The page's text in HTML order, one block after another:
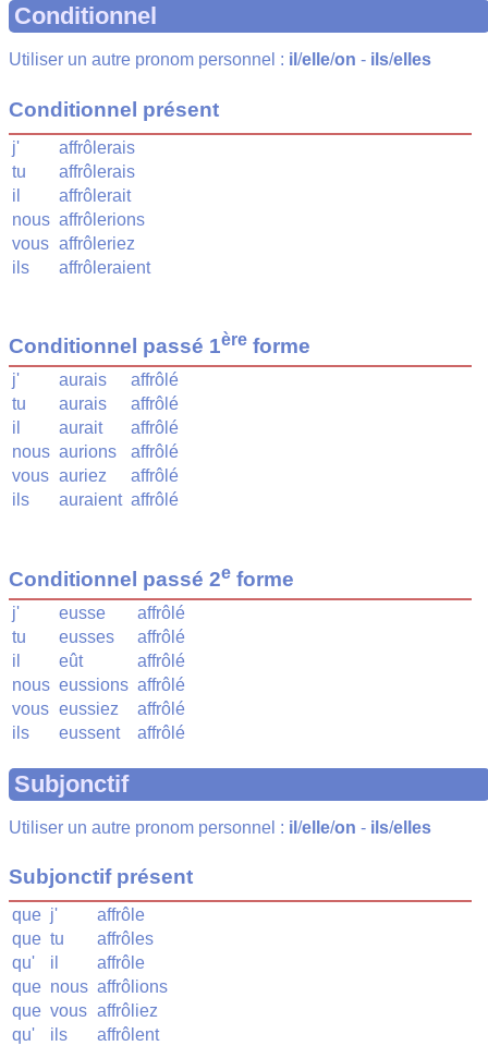
Conditionnel
Utiliser un autre pronom personnel : il /elle/on - ils/elles
Conditionnel présent
j'
affrôlerais
tu
affrôlerais
il
affrôlerait
nous affrôlerions
vous affrôleriez
ils
affrôleraient
Conditionnel passé 1ère forme
j' aurais
affrôlé
tu
aurais
affrôlé
il
aurait
affrôlé
nous aurions
affrôlé
vous auriez
affrôlé
ils
auraient affrôlé
Conditionnel passé 2e forme
j' eusse
affrôlé
tu
eusses
affrôlé
il
eût
affrôlé
nous eussions affrôlé
vous eussiez
affrôlé
ils
eussent affrôlé
Subjonctif
Utiliser un autre pronom personnel : il /elle/on - ils/elles
Subjonctif présent
que j'
affrôle
que tu
affrôles
qu'
il
affrôle
que nous affrôlions
que vous affrôliez
qu'
ils affrôlent